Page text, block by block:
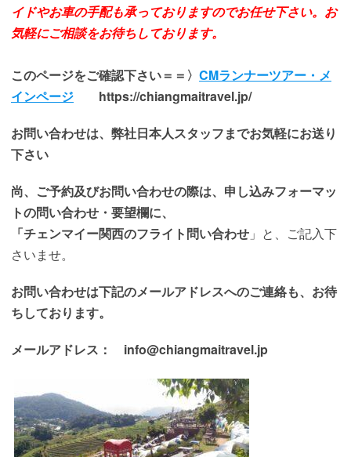
イドやお車の手配も承っておりますのでお任せ下さい。 お
気軽にご相談をお待ちしております。
このページをご確認下さい＝＝〉 CMランナーツアー・メ
インページ
https://chiangmaitravel.jp/
お問い合わせは、弊社日本人スタッフまでお気軽にお送り
下さい
尚、ご予約及びお問い合わせの際は、申し込みフォーマッ
トの問い合わせ・要望欄に、
「チェンマイー関西のフライト問い合わせ 」と、ご記入下
さいませ。
お問い合わせは下記のメールアドレスへのご連絡も、 お待
ちしております。
メールアドレス： info@chiangmaitravel.jp